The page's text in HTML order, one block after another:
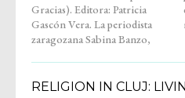
Gracias). Editora: Patricia
Gascón Vera. La periodista
zaragozana Sabina Banzo,
comenzó su andadura en
RELIGION IN CLUJ: